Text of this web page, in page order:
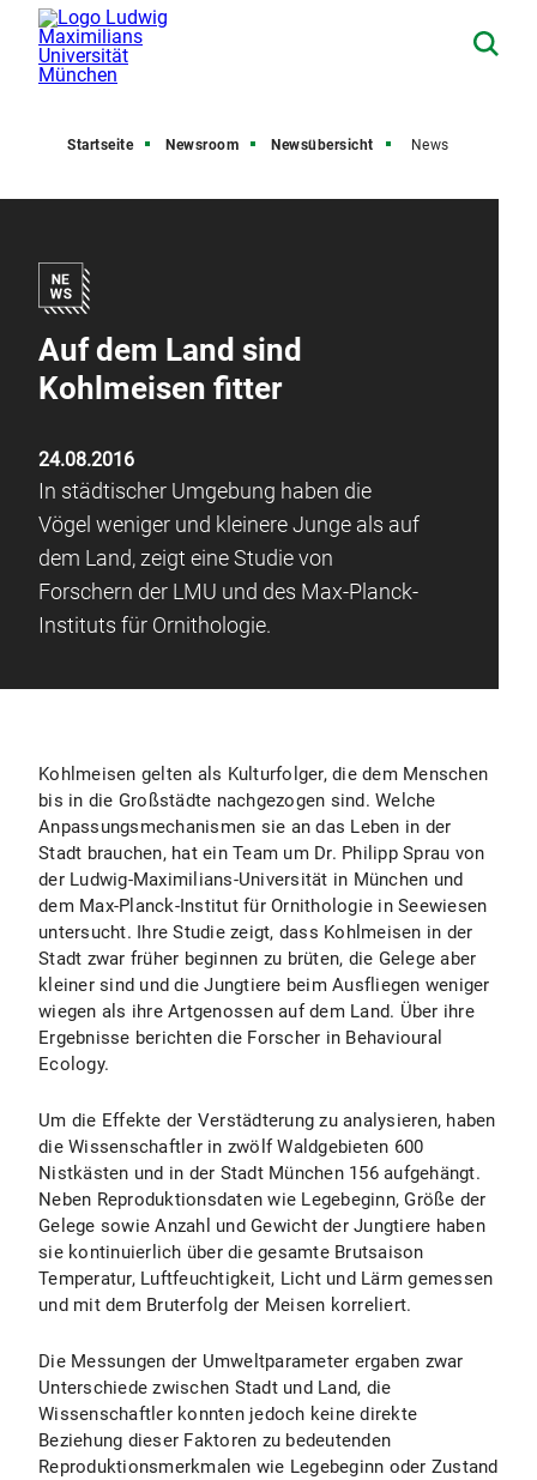
Startseite Newsroom Newsübersicht News
Auf dem Land sind
Kohlmeisen fitter
24.08.2016
In städtischer Umgebung haben die
Vögel weniger und kleinere Junge als auf
dem Land, zeigt eine Studie von
Forschern der LMU und des Max-Planck-
Instituts für Ornithologie.
Kohlmeisen gelten als Kulturfolger, die dem Menschen
bis in die Großstädte nachgezogen sind. Welche
Anpassungsmechanismen sie an das Leben in der
Stadt brauchen, hat ein Team um Dr. Philipp Sprau von
der Ludwig-Maximilians-Universität in München und
dem Max-Planck-Institut für Ornithologie in Seewiesen
untersucht. Ihre Studie zeigt, dass Kohlmeisen in der
Stadt zwar früher beginnen zu brüten, die Gelege aber
kleiner sind und die Jungtiere beim Ausfliegen weniger
wiegen als ihre Artgenossen auf dem Land. Über ihre
Ergebnisse berichten die Forscher in Behavioural
Ecology.
Um die Effekte der Verstädterung zu analysieren, haben
die Wissenschaftler in zwölf Waldgebieten 600
Nistkästen und in der Stadt München 156 aufgehängt.
Neben Reproduktionsdaten wie Legebeginn, Größe der
Gelege sowie Anzahl und Gewicht der Jungtiere haben
sie kontinuierlich über die gesamte Brutsaison
Temperatur, Luftfeuchtigkeit, Licht und Lärm gemessen
und mit dem Bruterfolg der Meisen korreliert.
Die Messungen der Umweltparameter ergaben zwar
Unterschiede zwischen Stadt und Land, die
Wissenschaftler konnten jedoch keine direkte
Beziehung dieser Faktoren zu bedeutenden
Reproduktionsmerkmalen wie Legebeginn oder Zustand